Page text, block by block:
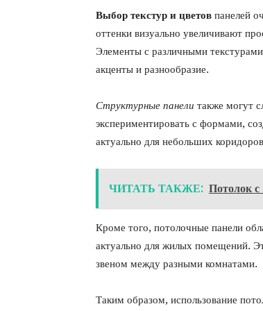
Выбор текстур и цветов панелей
оттенки визуально увеличивают
Элементы с различными
акценты и разнообразие.
Структурные панели также могут
экспериментировать с формами,
актуально для небольших
ЧИТАТЬ ТАКЖЕ: Потолок
Кроме того, потолочные панели
актуально для жилых помещений.
звеном между разными комнатами.
Таким образом, использование